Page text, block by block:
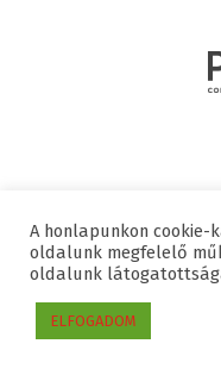
© 2020
Useful links
A honlapunkon
oldalunk megfelelő
oldalunk
ELFOGADOM